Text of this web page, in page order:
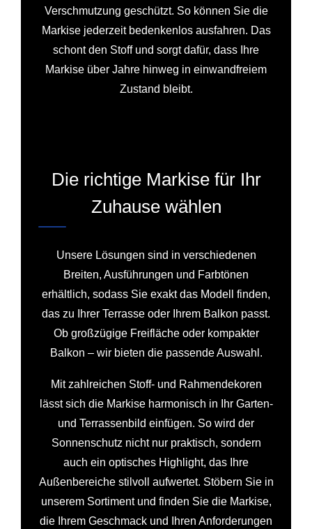
Verschmutzung geschützt. So können Sie die
Markise jederzeit bedenkenlos ausfahren. Das
schont den Stoff und sorgt dafür, dass Ihre
Markise über Jahre hinweg in einwandfreiem
Zustand bleibt.
Die richtige Markise für Ihr
Zuhause wählen
Unsere Lösungen sind in verschiedenen
Breiten, Ausführungen und Farbtönen
erhältlich, sodass Sie exakt das Modell finden,
das zu Ihrer Terrasse oder Ihrem Balkon passt.
Ob großzügige Freifläche oder kompakter
Balkon – wir bieten die passende Auswahl.
Mit zahlreichen Stoff- und Rahmendekoren
lässt sich die Markise harmonisch in Ihr Garten-
und Terrassenbild einfügen. So wird der
Sonnenschutz nicht nur praktisch, sondern
auch ein optisches Highlight, das Ihre
Außenbereiche stilvoll aufwertet. Stöbern Sie in
unserem Sortiment und finden Sie die Markise,
die Ihrem Geschmack und Ihren Anforderungen